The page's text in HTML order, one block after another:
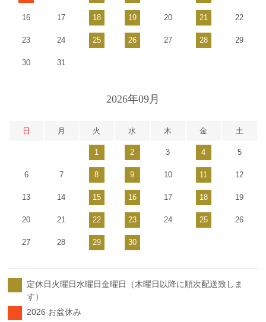
16 17 18 19 20 21 22
23 24 25 26 27 28 29
30 31
2026年09月
日 月 火 水 木 金 土
1 2 3 4 5
6 7 8 9 10 11 12
13 14 15 16 17 18 19
20 21 22 23 24 25 26
27 28 29 30
定休日火曜日水曜日金曜日（木曜日以降に順次配送致しま
す）
2026 お盆休み